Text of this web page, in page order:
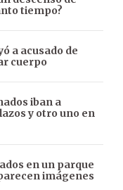
tiempo?
a acusado de
cuerpo
iban a
y otro uno en
en un parque
imágenes